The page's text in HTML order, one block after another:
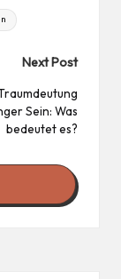
Next Post
Sein: Was
bedeutet es?